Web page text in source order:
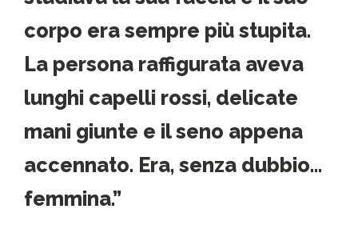
corpo era sempre più stupita.
La persona raffigurata aveva
lunghi capelli rossi, delicate
mani giunte e il seno appena
accennato. Era, senza dubbio…
femmina.”